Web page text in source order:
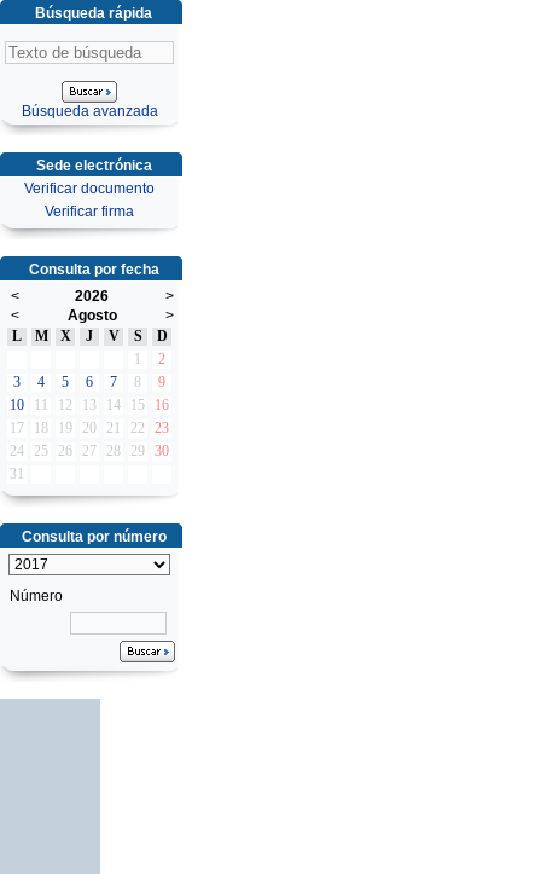
Búsqueda rápida
Búsqueda avanzada
Sede electrónica
Verificar documento
Verificar firma
Consulta por fecha
<
2026
>
<
Agosto
>
L
M X J V S
D
1
2
3
4 5 6 7 8
9
10
11 12 13 14 15
16
17
18 19 20 21 22
23
24
25 26 27 28 29 30
31
Consulta por número
Número